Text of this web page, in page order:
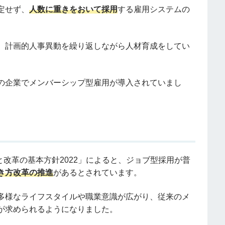
ず、 人数に重きをおいて採用する雇用システムの
画的人事異動を繰り返しながら人材育成をしてい
企業でメンバーシップ型雇用が導入されていまし
革の基本方針2022」によると、ジョブ型採用が普
方改革の推進があるとされています。
なライフスタイルや職業意識が広がり、従来のメ
められるようになりました。